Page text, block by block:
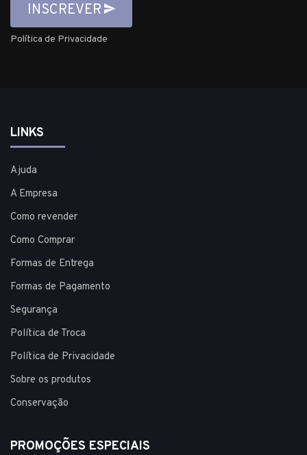
INSCREVER
Política de Privacidade
LINKS
Ajuda
A Empresa
Como revender
Como Comprar
Formas de Entrega
Formas de Pagamento
Segurança
Política de Troca
Política de Privacidade
Sobre os produtos
Conservação
PROMOÇÕES ESPECIAIS